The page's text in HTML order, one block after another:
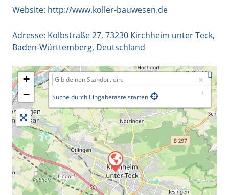
Website: http://www.koller-bauwesen.de
Adresse: Kolbstraße 27, 73230 Kirchheim unter Teck,
Baden-Württemberg, Deutschland
+
−
Suche durch Eingabetaste starten